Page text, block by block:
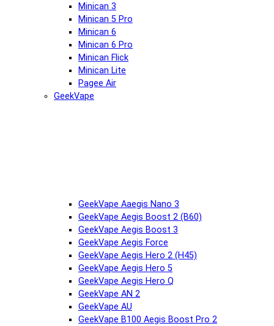
Minican 3
Minican 5 Pro
Minican 6
Minican 6 Pro
Minican Flick
Minican Lite
Pagee Air
GeekVape
GeekVape Aaegis Nano 3
GeekVape Aegis Boost 2 (B60)
GeekVape Aegis Boost 3
GeekVape Aegis Force
GeekVape Aegis Hero 2 (H45)
GeekVape Aegis Hero 5
GeekVape Aegis Hero Q
GeekVape AN 2
GeekVape AU
GeekVape B100 Aegis Boost Pro 2